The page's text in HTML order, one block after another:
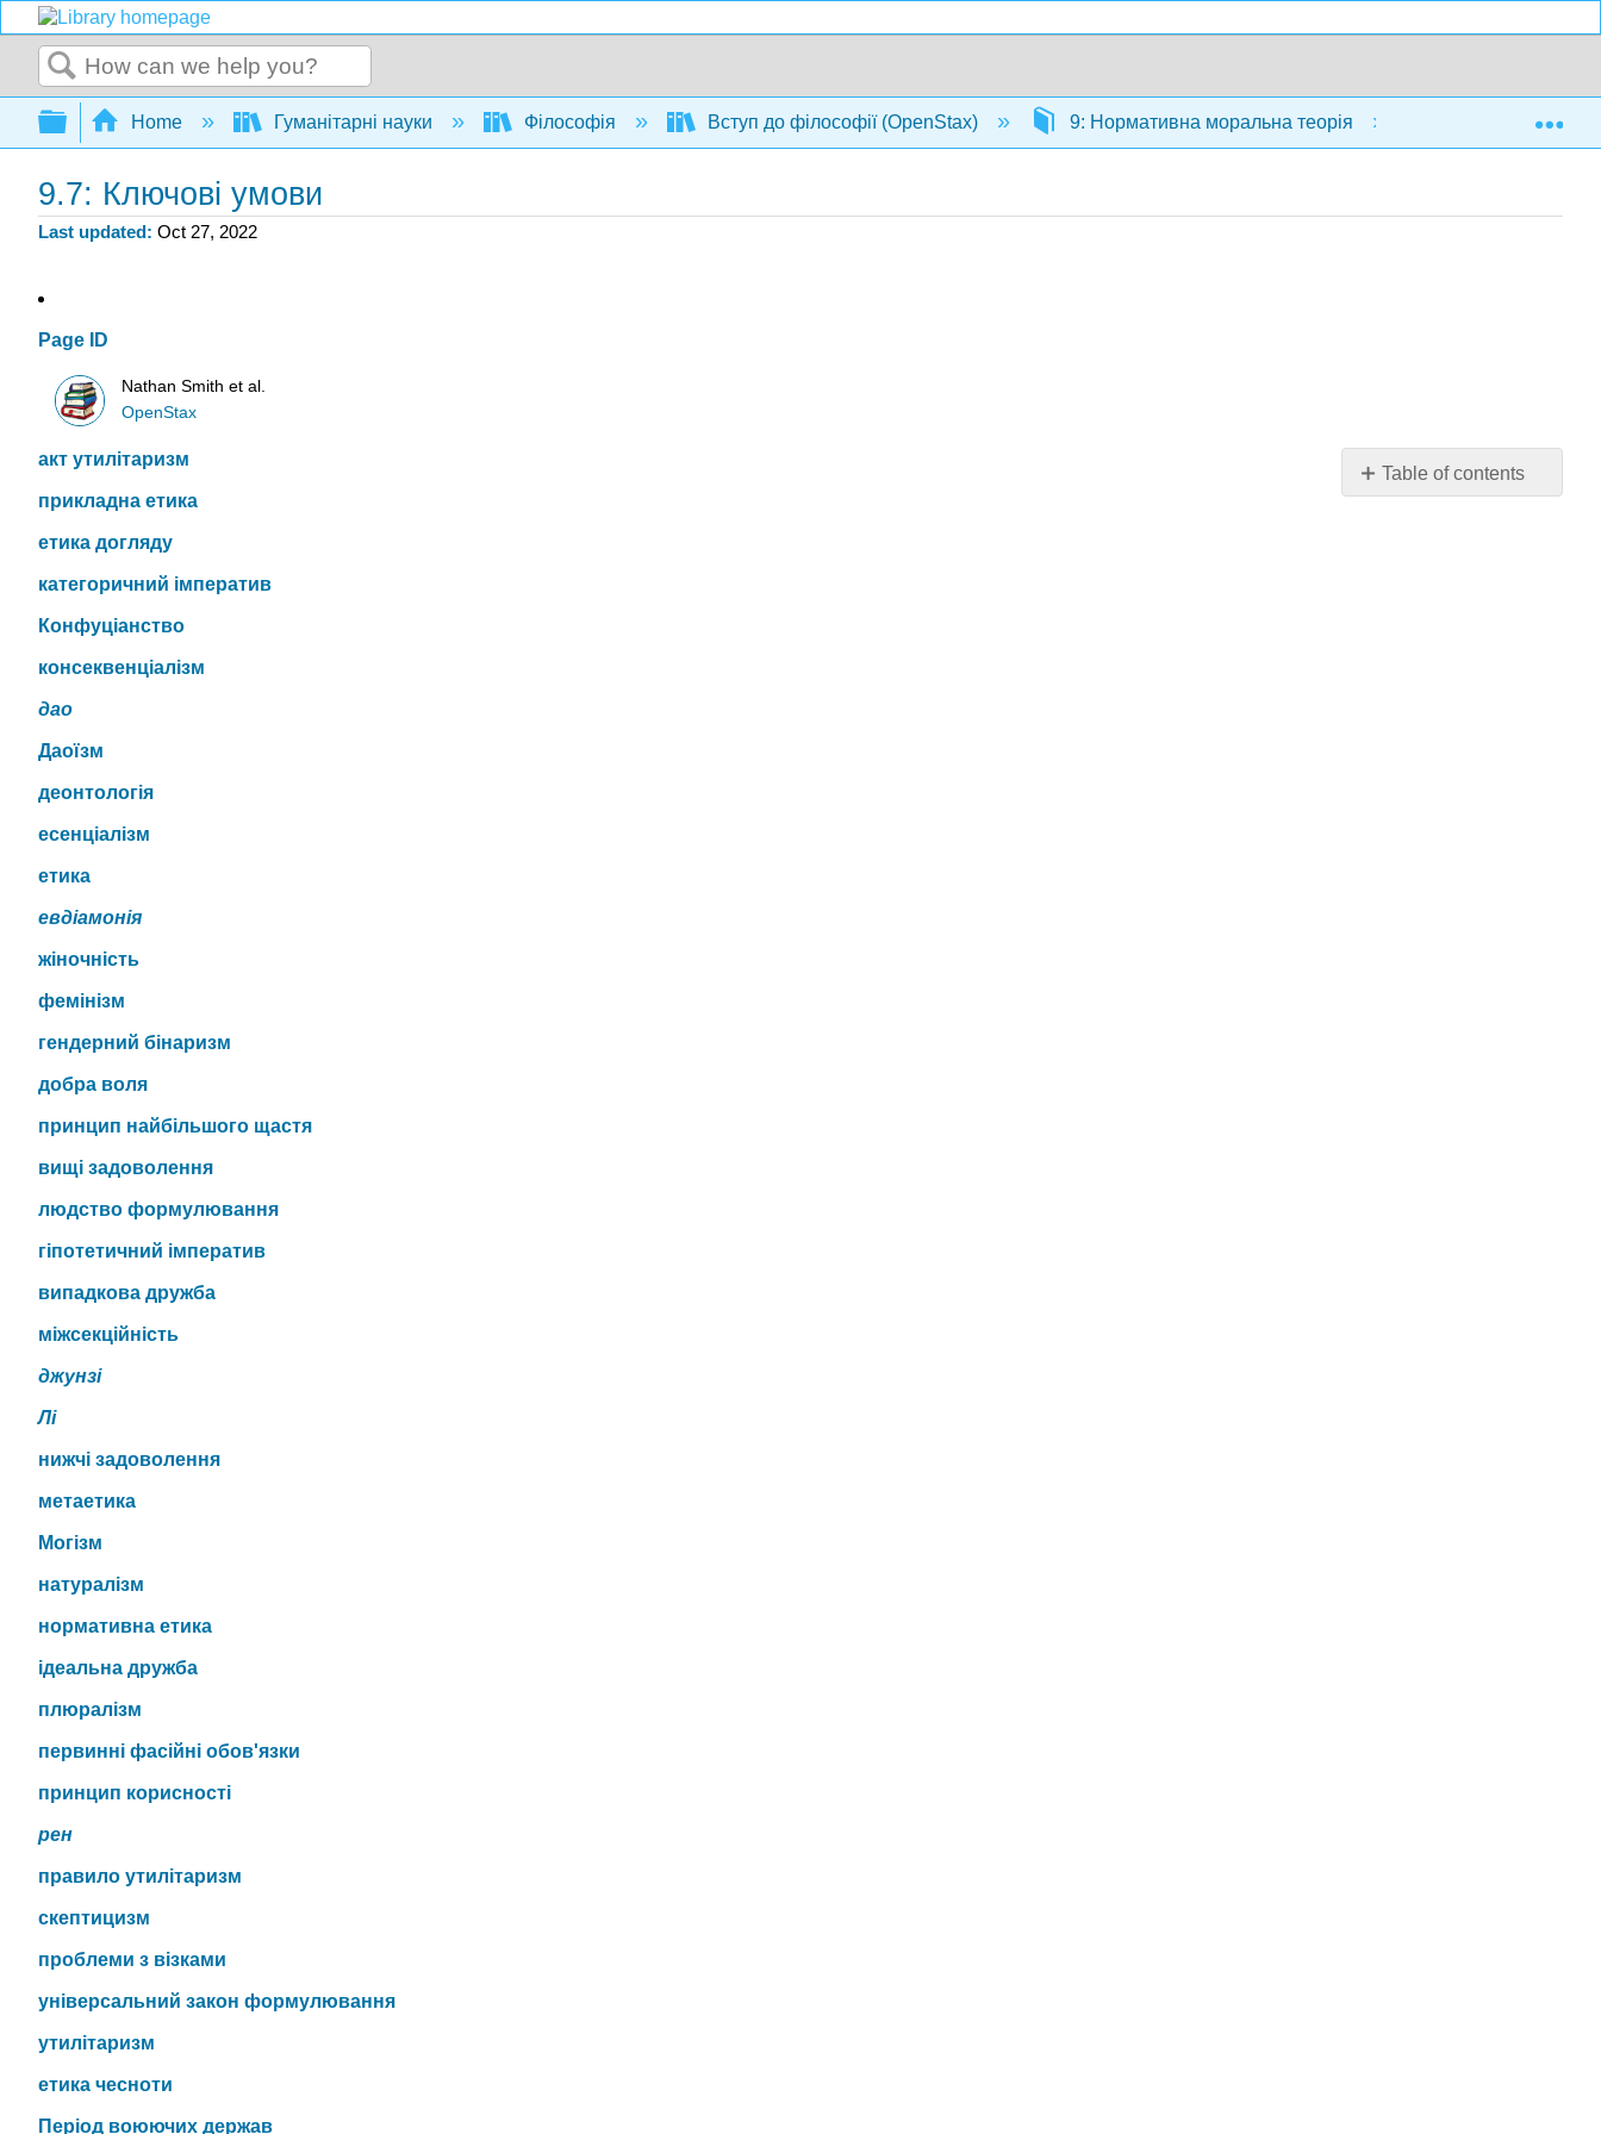
Search
Expand/collapse global hierarchy
Home Гуманітарні науки Філософія Вступ до філософії (OpenStax) 9: Нормативна моральна теорія 9.7: Ключові
9.7: Ключові умови
Last updated Oct 27, 2022
Page ID
Nathan Smith et al.
OpenStax
Table of contents
No
акт утилітаризм
прикладна етика
етика догляду
категоричний імператив
Конфуціанство
консеквенціалізм
дао
Даоїзм
деонтологія
есенціалізм
етика
евдіамонія
жіночність
фемінізм
гендерний бінаризм
добра воля
принцип найбільшого щастя
вищі задоволення
людство формулювання
гіпотетичний імператив
випадкова дружба
міжсекційність
джунзі
Лі
нижчі задоволення
метаетика
Могізм
натуралізм
нормативна етика
ідеальна дружба
плюралізм
первинні фасійні обов'язки
принцип корисності
рен
правило утилітаризм
скептицизм
проблеми з візками
універсальний закон формулювання
утилітаризм
етика чесноти
Період воюючих держав